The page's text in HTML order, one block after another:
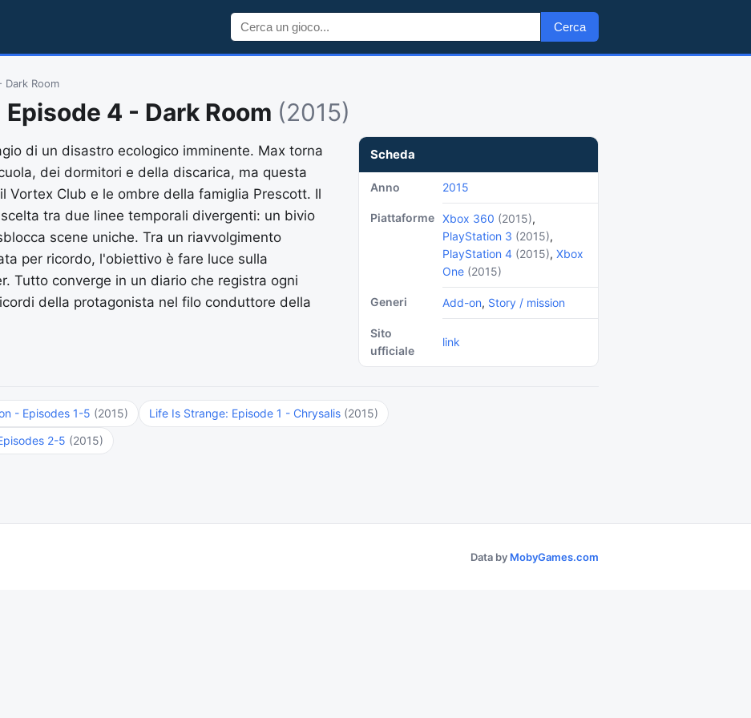
Cerca
Dark Room
4 - Dark Room (2015)
Scheda
Anno 2015
Piattaforme Xbox 360 (2015),
PlayStation 3 (2015),
PlayStation 4 (2015), Xbox
One (2015)
Generi Add-on, Story / mission
Sito
ufficiale
link
di un disastro ecologico imminente. Max torna
dei dormitori e della discarica, ma questa
Vortex Club e le ombre della famiglia Prescott. Il
tra due linee temporali divergenti: un bivio
scene uniche. Tra un riavvolgimento
per ricordo, l'obiettivo è fare luce sulla
Tutto converge in un diario che registra ogni
della protagonista nel filo conduttore della
- Episodes 1-5 (2015) Life Is Strange: Episode 1 - Chrysalis (2015)
2-5 (2015)
Data by MobyGames.com